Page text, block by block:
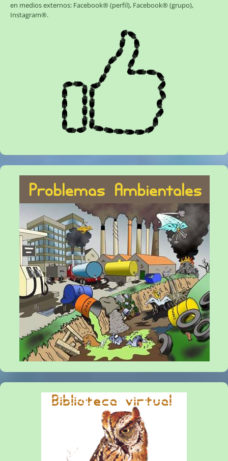
en medios externos: Facebook® (perfil), Facebook® (grupo),
Instagram®.